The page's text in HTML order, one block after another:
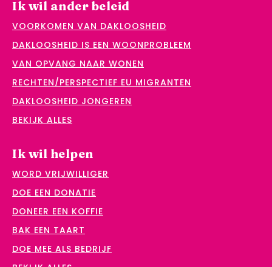
Ik wil ander beleid
VOORKOMEN VAN DAKLOOSHEID
DAKLOOSHEID IS EEN WOONPROBLEEM
VAN OPVANG NAAR WONEN
RECHTEN/PERSPECTIEF EU MIGRANTEN
DAKLOOSHEID JONGEREN
BEKIJK ALLES
Ik wil helpen
WORD VRIJWILLIGER
DOE EEN DONATIE
DONEER EEN KOFFIE
BAK EEN TAART
DOE MEE ALS BEDRIJF